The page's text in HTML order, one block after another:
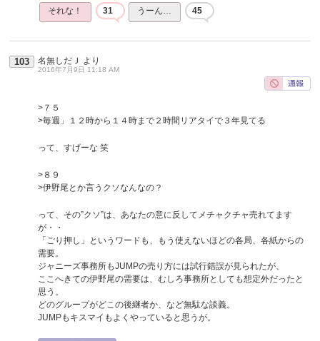
それな！ 31 うーん… 45
103 名無しだＪ より
2016年7月9日 11:18 AM
>７５
>毎週」１２時から１４時まで２時間リアタイで３年見てる
って、すげーな 笑
>８９
>伊野尾とか言うクソなんなの？
って、その”クソ”は、あなたの意に反してメチャクチャ売れてます
が・・
「ごり押し」というワードも、もう使えないほどの各局、各紙からの
需要。
ジャニーズ事務所もJUMPの売り方には試行錯誤が見られたが、
ここへきての伊野尾の需要は、むしろ事務所としても想定外だったと
思う。
どのグループがどこの後継者か、など無駄な談義。
JUMPもキスマイもよくやっていると思うが。